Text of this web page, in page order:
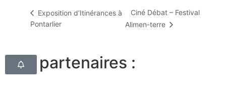
Exposition d’Itinérances à
Pontarlier
Ciné Débat – Festival
Alimen-terre
Nos partenaires :